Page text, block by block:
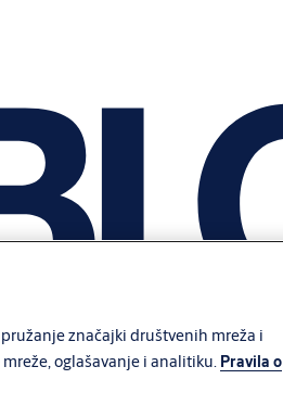
značajki društvenih mreža i
oglašavanje i analitiku. Pravila o